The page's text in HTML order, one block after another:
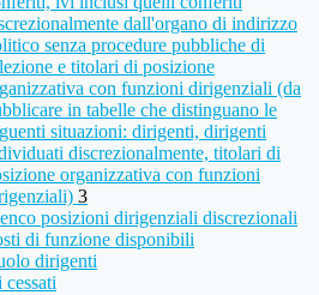
dall'organo di indirizzo
senza procedure pubbliche di
e titolari di posizione
con funzioni dirigenziali (da
in tabelle che distinguano le
situazioni: dirigenti, dirigenti
discrezionalmente, titolari di
organizzativa con funzioni
3
posizioni dirigenziali discrezionali
di funzione disponibili
dirigenti